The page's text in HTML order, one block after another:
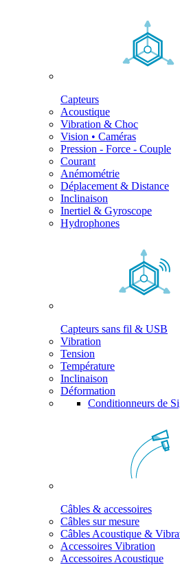
Capteurs
Acoustique
Vibration & Choc
Vision • Caméras
Pression - Force - Couple
Courant
Anémométrie
Déplacement & Distance
Inclinaison
Inertiel & Gyroscope
Hydrophones
Capteurs sans fil & USB
Vibration
Tension
Température
Inclinaison
Déformation
Conditionneurs de
Câbles & accessoires
Câbles sur mesure
Câbles Acoustique &
Accessoires Vibration
Accessoires Acoustique